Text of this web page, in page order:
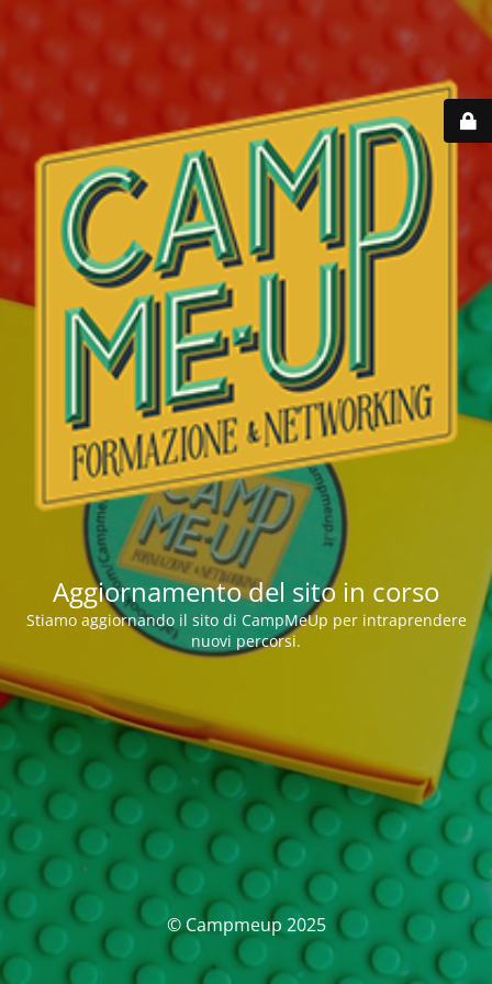
Aggiornamento del sito in corso
Stiamo aggiornando il sito di CampMeUp per intraprendere
nuovi percorsi.
© Campmeup 2025